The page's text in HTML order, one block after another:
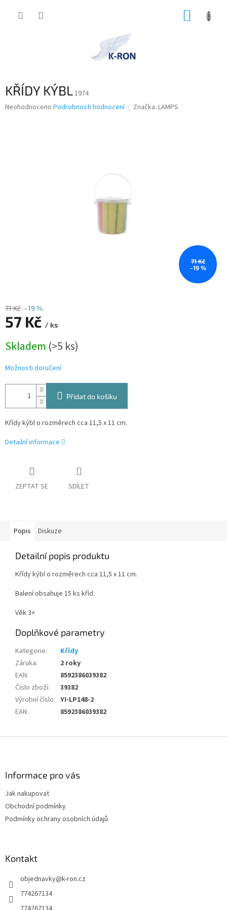
KŘÍDY KÝBL1974
Průměrné
Neohodnoceno Podrobnosti hodnocení Značka: LAMPS
71 Kč
–19 %
71 Kč –19 %
57 Kč / ks
cena:
Skladem (>5 ks)
Možnosti doručení
Přidat do košíku
Křídy kýbl o rozměrech cca 11,5 x 11 cm.
Detailní informace
ZEPTAT SE SDÍLET
Popis Diskuze
Detailní popis produktu
Křídy kýbl o rozměrech cca 11,5 x 11 cm.
Balení obsahuje 15 ks kříd.
Věk 3+
Doplňkové parametry
Kategorie:
Křídy
Záruka:
2 roky
EAN:
8592386039382
Číslo zboží:
39382
Výrobní číslo: YI-LP148-2
EAN: 8592386039382
Informace pro vás
Jak nakupovat
Obchodní podmínky
Podmínky ochrany osobních údajů
Kontakt
objednavky@k-ron.cz
774267134